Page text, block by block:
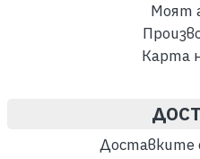
Моят
Карта
Доставките